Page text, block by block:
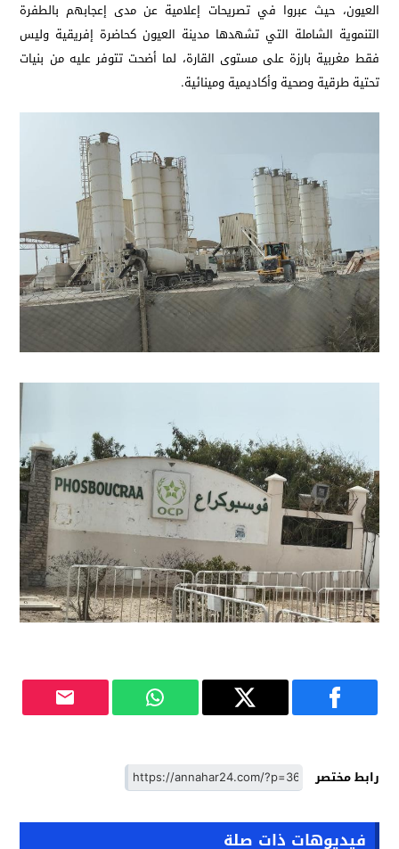
العيون، حيث عبروا في تصريحات إعلامية عن مدى إعجابهم بالطفرة
التنموية الشاملة التي تشهدها مدينة العيون كحاضرة إفريقية وليس
فقط مغربية بارزة على مستوى القارة، لما أضحت تتوفر عليه من بنيات
تحتية طرقية وصحية وأكاديمية ومينائية.
رابط مختصر
فيديوهات ذات صلة